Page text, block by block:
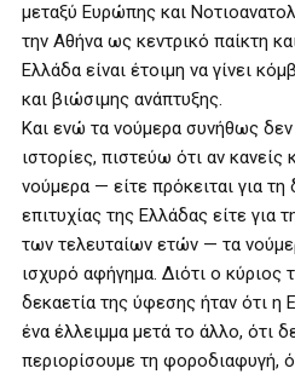
μεταξύ Ευρώπης και
την Αθήνα ως κεντρικό παίκτη
Ελλάδα είναι έτοιμη να γίνει
και βιώσιμης ανάπτυξης.
Και ενώ τα νούμερα συνήθως
ιστορίες, πιστεύω ότι αν κανείς
νούμερα — είτε πρόκειται για τη
επιτυχίας της Ελλάδας είτε για
των τελευταίων ετών — τα
ισχυρό αφήγημα. Διότι ο κύριος
δεκαετία της ύφεσης ήταν ότι η
ένα έλλειμμα μετά το άλλο, ότι
περιορίσουμε τη φοροδιαφυγή,